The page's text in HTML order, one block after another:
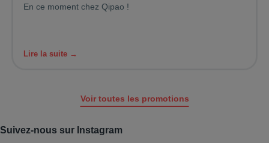
En ce moment chez Qipao !
Lire la suite →
Voir toutes les promotions
Suivez-nous sur Instagram